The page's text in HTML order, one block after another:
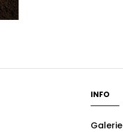
INFO
Galerie